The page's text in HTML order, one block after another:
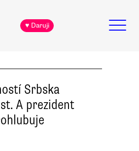
♥ Daruji
Srbska
A prezident